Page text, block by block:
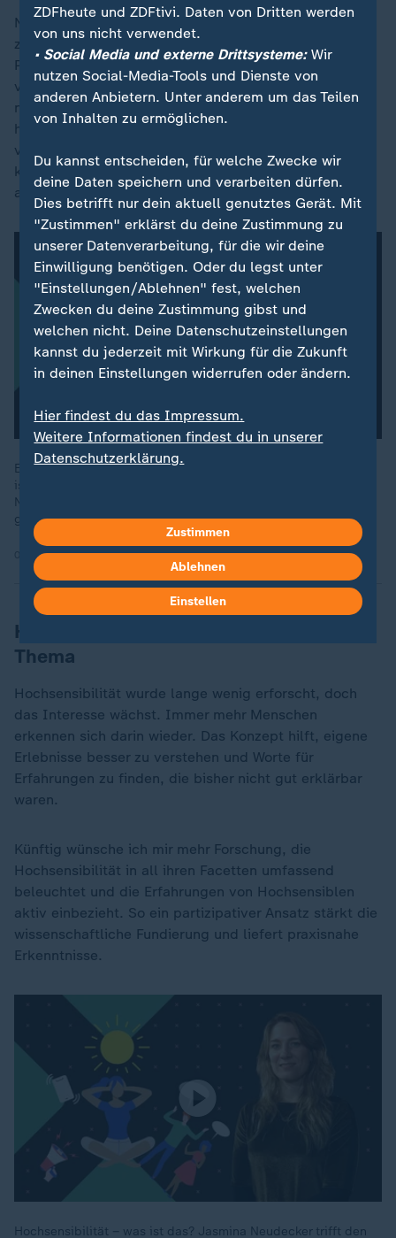
Neue, größere Studien mit verbesserten Methoden
zeigen, dass Hochsensibilität sich von anderen
Persönlichkeitsmerkmalen unterscheidet, moderat
vererbbar ist und mentaleGesundheitin positiver wie
negativer Weise beeinflusst. Experimentelle Studien
haben zudem begonnen, zentrale Merkmale zu
validieren, und erste bildgebende Untersuchungen
konnten bereits neurobiologische Grundlagen
aufzeigen.
Ein gesundes Nähe-Distanz-Verhältnis in Beziehungen – dafür
ist klare Kommunikation über Grenzen wichtig. Jasmina
Neudecker will wissen, wie ein guter Umgang mit „Consent“
gelingt.
01.07.2024 | 27:00 min
Hochsensibilität ist ein unterschätztes
Thema
Hochsensibilität wurde lange wenig erforscht, doch
das Interesse wächst. Immer mehr Menschen
erkennen sich darin wieder. Das Konzept hilft, eigene
Erlebnisse besser zu verstehen und Worte für
Erfahrungen zu finden, die bisher nicht gut erklärbar
waren.
Künftig wünsche ich mir mehr Forschung, die
Hochsensibilität in all ihren Facetten umfassend
beleuchtet und die Erfahrungen von Hochsensiblen
aktiv einbezieht. So ein partizipativer Ansatz stärkt die
wissenschaftliche Fundierung und liefert praxisnahe
Erkenntnisse.
Hochsensibilität – was ist das? Jasmina Neudecker trifft den
ZDFheute und ZDFtivi. Daten von Dritten werden
von uns nicht verwendet.
• Social Media und externe Drittsysteme:Wir
nutzen Social-Media-Tools und Dienste von
anderen Anbietern. Unter anderem um das Teilen
von Inhalten zu ermöglichen.
Du kannst entscheiden, für welche Zwecke wir
deine Daten speichern und verarbeiten dürfen.
Dies betrifft nur dein aktuell genutztes Gerät. Mit
"Zustimmen" erklärst du deine Zustimmung zu
unserer Datenverarbeitung, für die wir deine
Einwilligung benötigen. Oder du legst unter
"Einstellungen/Ablehnen" fest, welchen
Zwecken du deine Zustimmung gibst und
welchen nicht. Deine Datenschutzeinstellungen
kannst du jederzeit mit Wirkung für die Zukunft
in deinen Einstellungen widerrufen oder ändern.
Hier findest du das Impressum.
Weitere Informationen findest du in unserer
Datenschutzerklärung.
Zustimmen
Ablehnen
Einstellen